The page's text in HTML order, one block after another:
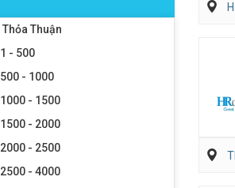
Thỏa Thuận
1 - 500
500 - 1000
1000 - 1500
1500 - 2000
2000 - 2500
2500 - 4000